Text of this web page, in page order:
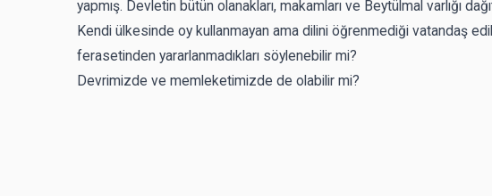
yapmış. Devletin bütün olanakları, makamları ve Beytülmal varlığı
Kendi ülkesinde oy kullanmayan ama dilini öğrenmediği vatandaş
ferasetinden yararlanmadıkları söylenebilir mi?
Devrimizde ve memleketimizde de olabilir mi?